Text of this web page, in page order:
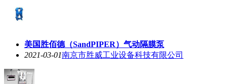
美国胜佰德（SandPIPER）气动隔膜泵
2021-03-01南京市胜威工业设备科技有限公司